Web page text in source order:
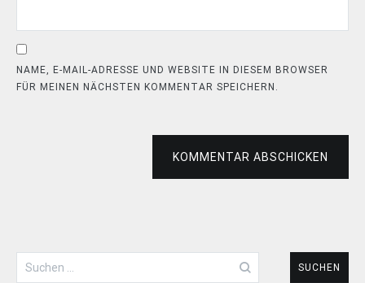
NAME, E-MAIL-ADRESSE UND WEBSITE IN DIESEM BROWSER
FÜR MEINEN NÄCHSTEN KOMMENTAR SPEICHERN.
KOMMENTAR ABSCHICKEN
Suchen
nach: